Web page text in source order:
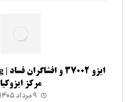
مرکز ایزوکیا
۹ مرداد ۱۴۰۵